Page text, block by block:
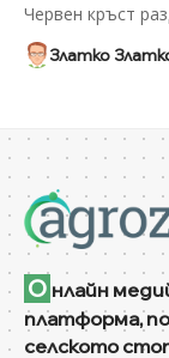
Червен кръст
Златко
О нлайн
платформа,
селското